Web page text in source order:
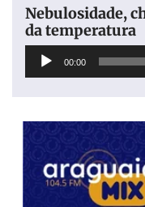
Nebulosidade,
da temperatura
Tocador
00:00